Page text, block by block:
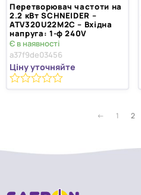
Перетворювач частоти на
2.2 кВт SCHNEIDER –
ATV320U22M2C – Вхідна
напруга: 1-ф 240V
Є в наявності
a37f9de03456
Ціну уточняйте
← 1 2